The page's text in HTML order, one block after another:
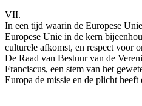
VII.
In een tijd waarin de Europese
Europese Unie in de kern
culturele afkomst, en respect voor
De Raad van Bestuur van de
Franciscus, een stem van het
Europa de missie en de plicht